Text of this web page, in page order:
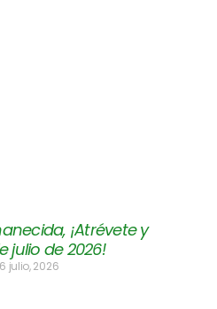
¡Atrévete y
julio de 2026!
6 julio, 2026